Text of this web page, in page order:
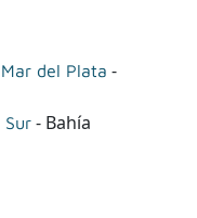
del Plata -
Sur- Bahía